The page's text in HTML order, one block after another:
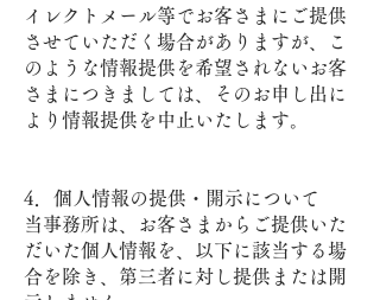
イレクトメール等でお客さまにご提供
させていただく場合がありますが、こ
のような情報提供を希望されないお客
さまにつきましては、そのお申し出に
より情報提供を中止いたします。
4．個人情報の提供・開示について
当事務所は、お客さまからご提供いた
だいた個人情報を、以下に該当する場
合を除き、第三者に対し提供または開